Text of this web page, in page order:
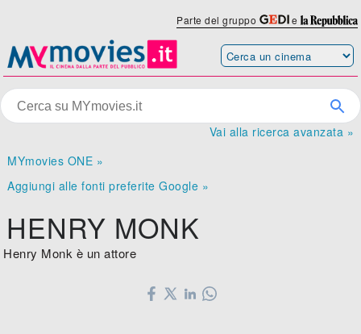
Parte del gruppo e
Vai alla ricerca avanzata »
MYmovies ONE »
Aggiungi alle fonti preferite Google »
HENRY MONK
Henry Monk è un attore